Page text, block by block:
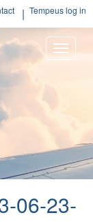
Tempeus log in
Toggle
06-23-